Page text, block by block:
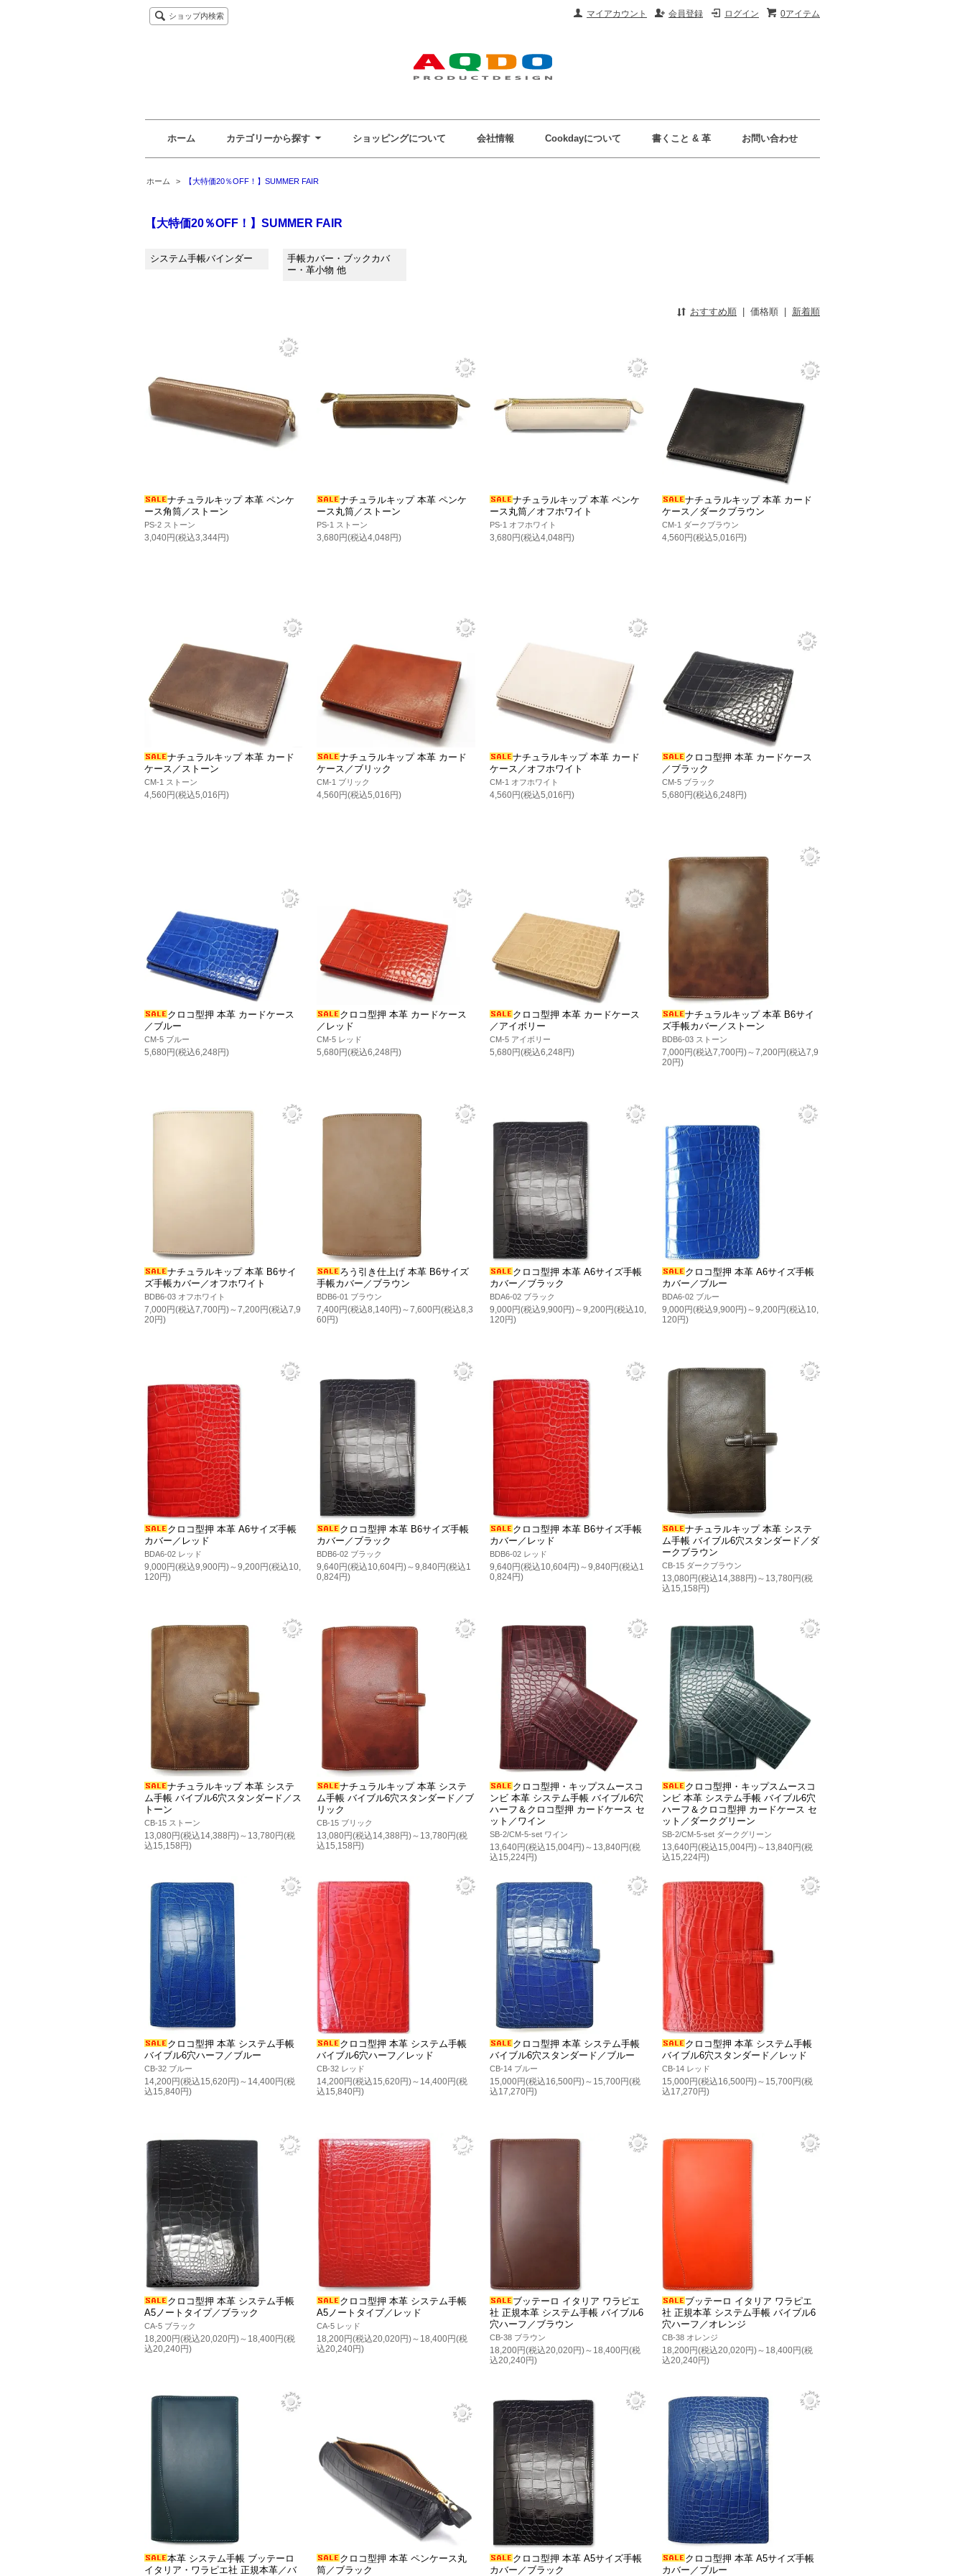
0アイテム
ログイン
会員登録
マイアカウント
ショップ内検索
ホーム カテゴリーから探す ショッピングについて 会社情報 Cookdayについて 書くこと & 革 お問い合わせ
ホーム > 【大特価20％OFF！】SUMMER FAIR
【大特価20％OFF！】SUMMER FAIR
システム手帳バインダー
手帳カバー・ブックカバ
ー・革小物 他
おすすめ順 | 価格順 | 新着順
ナチュラルキップ 本革 ペンケ
ース角筒／ストーン
PS-2 ストーン
3,040円(税込3,344円)
ナチュラルキップ 本革 ペンケ
ース丸筒／ストーン
PS-1 ストーン
3,680円(税込4,048円)
ナチュラルキップ 本革 ペンケ
ース丸筒／オフホワイト
PS-1 オフホワイト
3,680円(税込4,048円)
ナチュラルキップ 本革 カード
ケース／ダークブラウン
CM-1 ダークブラウン
4,560円(税込5,016円)
ナチュラルキップ 本革 カード
ケース／ストーン
CM-1 ストーン
4,560円(税込5,016円)
ナチュラルキップ 本革 カード
ケース／ブリック
CM-1 ブリック
4,560円(税込5,016円)
ナチュラルキップ 本革 カード
ケース／オフホワイト
CM-1 オフホワイト
4,560円(税込5,016円)
クロコ型押 本革 カードケース
／ブラック
CM-5 ブラック
5,680円(税込6,248円)
クロコ型押 本革 カードケース
／ブルー
CM-5 ブルー
5,680円(税込6,248円)
クロコ型押 本革 カードケース
／レッド
CM-5 レッド
5,680円(税込6,248円)
クロコ型押 本革 カードケース
／アイボリー
CM-5 アイボリー
5,680円(税込6,248円)
ナチュラルキップ 本革 B6サイ
ズ手帳カバー／ストーン
BDB6-03 ストーン
7,000円(税込7,700円)～7,200円(税込7,9
20円)
ナチュラルキップ 本革 B6サイ
ズ手帳カバー／オフホワイト
BDB6-03 オフホワイト
7,000円(税込7,700円)～7,200円(税込7,9
20円)
ろう引き仕上げ 本革 B6サイズ
手帳カバー／ブラウン
BDB6-01 ブラウン
7,400円(税込8,140円)～7,600円(税込8,3
60円)
クロコ型押 本革 A6サイズ手帳
カバー／ブラック
BDA6-02 ブラック
9,000円(税込9,900円)～9,200円(税込10,
120円)
クロコ型押 本革 A6サイズ手帳
カバー／ブルー
BDA6-02 ブルー
9,000円(税込9,900円)～9,200円(税込10,
120円)
クロコ型押 本革 A6サイズ手帳
カバー／レッド
BDA6-02 レッド
9,000円(税込9,900円)～9,200円(税込10,
120円)
クロコ型押 本革 B6サイズ手帳
カバー／ブラック
BDB6-02 ブラック
9,640円(税込10,604円)～9,840円(税込1
0,824円)
クロコ型押 本革 B6サイズ手帳
カバー／レッド
BDB6-02 レッド
9,640円(税込10,604円)～9,840円(税込1
0,824円)
ナチュラルキップ 本革 システ
ム手帳 バイブル6穴スタンダード／ダ
ークブラウン
CB-15 ダークブラウン
13,080円(税込14,388円)～13,780円(税
込15,158円)
ナチュラルキップ 本革 システ
ム手帳 バイブル6穴スタンダード／ス
トーン
CB-15 ストーン
13,080円(税込14,388円)～13,780円(税
込15,158円)
ナチュラルキップ 本革 システ
ム手帳 バイブル6穴スタンダード／ブ
リック
CB-15 ブリック
13,080円(税込14,388円)～13,780円(税
込15,158円)
クロコ型押・キップスムースコ
ンビ 本革 システム手帳 バイブル6穴
ハーフ＆クロコ型押 カードケース セ
ット／ワイン
SB-2/CM-5-set ワイン
13,640円(税込15,004円)～13,840円(税
込15,224円)
クロコ型押・キップスムースコ
ンビ 本革 システム手帳 バイブル6穴
ハーフ＆クロコ型押 カードケース セ
ット／ダークグリーン
SB-2/CM-5-set ダークグリーン
13,640円(税込15,004円)～13,840円(税
込15,224円)
クロコ型押 本革 システム手帳
バイブル6穴ハーフ／ブルー
CB-32 ブルー
14,200円(税込15,620円)～14,400円(税
込15,840円)
クロコ型押 本革 システム手帳
バイブル6穴ハーフ／レッド
CB-32 レッド
14,200円(税込15,620円)～14,400円(税
込15,840円)
クロコ型押 本革 システム手帳
バイブル6穴スタンダード／ブルー
CB-14 ブルー
15,000円(税込16,500円)～15,700円(税
込17,270円)
クロコ型押 本革 システム手帳
バイブル6穴スタンダード／レッド
CB-14 レッド
15,000円(税込16,500円)～15,700円(税
込17,270円)
クロコ型押 本革 システム手帳
A5ノートタイプ／ブラック
CA-5 ブラック
18,200円(税込20,020円)～18,400円(税
込20,240円)
クロコ型押 本革 システム手帳
A5ノートタイプ／レッド
CA-5 レッド
18,200円(税込20,020円)～18,400円(税
込20,240円)
ブッテーロ イタリア ワラピエ
社 正規本革 システム手帳 バイブル6
穴ハーフ／ブラウン
CB-38 ブラウン
18,200円(税込20,020円)～18,400円(税
込20,240円)
ブッテーロ イタリア ワラピエ
社 正規本革 システム手帳 バイブル6
穴ハーフ／オレンジ
CB-38 オレンジ
18,200円(税込20,020円)～18,400円(税
込20,240円)
本革 システム手帳 ブッテーロ
イタリア・ワラピエ社 正規本革／バ
クロコ型押 本革 ペンケース丸
筒／ブラック
クロコ型押 本革 A5サイズ手帳
カバー／ブラック
クロコ型押 本革 A5サイズ手帳
カバー／ブルー